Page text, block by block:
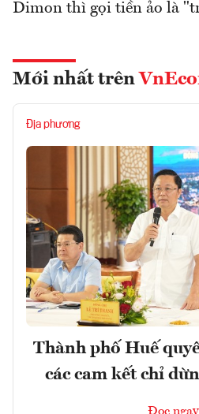
Dimon thì gọi tiền ảo là
Mới nhất trên
Địa phương
Thành phố Huế
các cam kết chỉ